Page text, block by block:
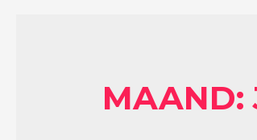
MAAND: